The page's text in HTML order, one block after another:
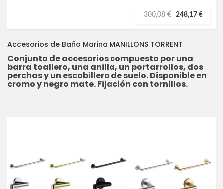
300,08 € 248,17 €
Accesorios de Baño Marina MANILLONS TORRENT
Conjunto de accesorios compuesto por una
barra toallero, una anilla, un portarrollos, dos
perchas y un escobillero de suelo. Disponible en
cromo y negro mate. Fijación con tornillos.